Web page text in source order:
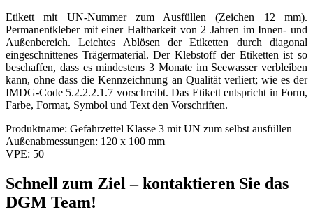
Etikett mit UN-Nummer zum Ausfüllen (Zeichen 12 mm).
Permanentkleber mit einer Haltbarkeit von 2 Jahren im Innen- und
Außenbereich. Leichtes Ablösen der Etiketten durch diagonal
eingeschnittenes Trägermaterial. Der Klebstoff der Etiketten ist so
beschaffen, dass es mindestens 3 Monate im Seewasser verbleiben
kann, ohne dass die Kennzeichnung an Qualität verliert; wie es der
IMDG-Code 5.2.2.2.1.7 vorschreibt. Das Etikett entspricht in Form,
Farbe, Format, Symbol und Text den Vorschriften.
Produktname: Gefahrzettel Klasse 3 mit UN zum selbst ausfüllen
Außenabmessungen: 120 x 100 mm
VPE: 50
Schnell zum Ziel – kontaktieren Sie das
DGM Team!